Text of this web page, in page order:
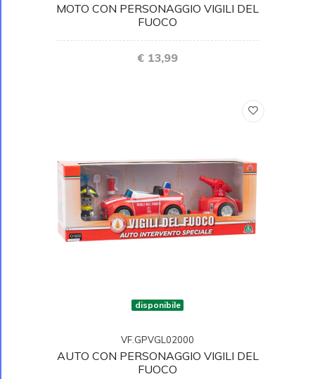
MOTO CON PERSONAGGIO VIGILI DEL
FUOCO
€ 13,99
disponibile
VF.GPVGL02000
AUTO CON PERSONAGGIO VIGILI DEL
FUOCO